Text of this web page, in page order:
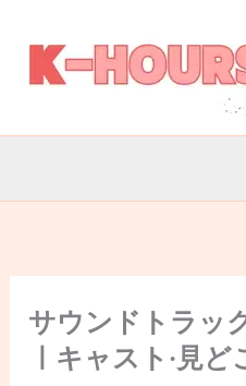
キ
プ
サウンドトラッ
ㅣキャスト·見